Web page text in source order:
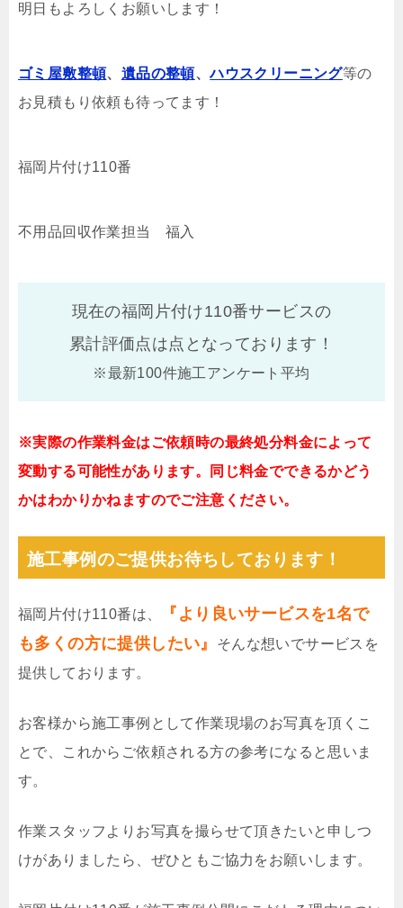
明日もよろしくお願いします！
ゴミ屋敷整頓、 遺品の整頓、ハウスクリーニング等の
お見積もり依頼も待ってます！
福岡片付け110番
不用品回収作業担当 福入
現在の福岡片付け110番サービスの
累計評価点は点となっております！
※最新100件施工アンケート平均
※実際の作業料金はご依頼時の最終処分料金によって
変動する可能性があります。同じ料金でできるかどう
かはわかりかねますのでご注意ください。
施工事例のご提供お待ちしております！
福岡片付け110番は、
『より良いサービスを1名で
も多くの方に提供したい』
そんな想いでサービスを
提供しております。
お客様から施工事例として作業現場のお写真を頂くこ
とで、これからご依頼される方の参考になると思いま
す。
作業スタッフよりお写真を撮らせて頂きたいと申しつ
けがありましたら、ぜひともご協力をお願いします。